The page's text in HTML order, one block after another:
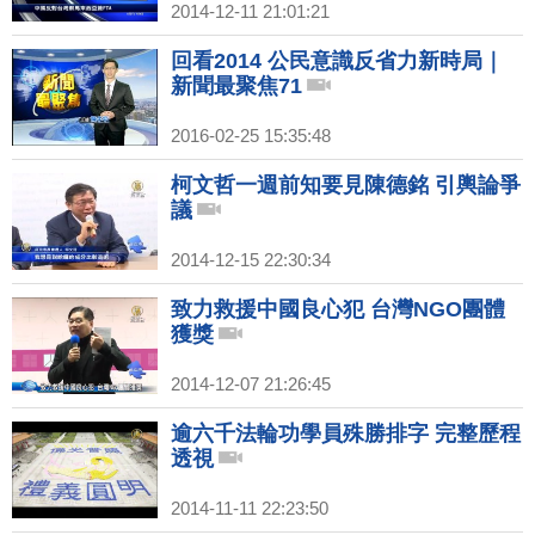
2014-12-11 21:01:21
回看2014 公民意識反省力新時局｜
新聞最聚焦71
2016-02-25 15:35:48
柯文哲一週前知要見陳德銘 引輿論爭
議
2014-12-15 22:30:34
致力救援中國良心犯 台灣NGO團體
獲獎
2014-12-07 21:26:45
逾六千法輪功學員殊勝排字 完整歷程
透視
2014-11-11 22:23:50